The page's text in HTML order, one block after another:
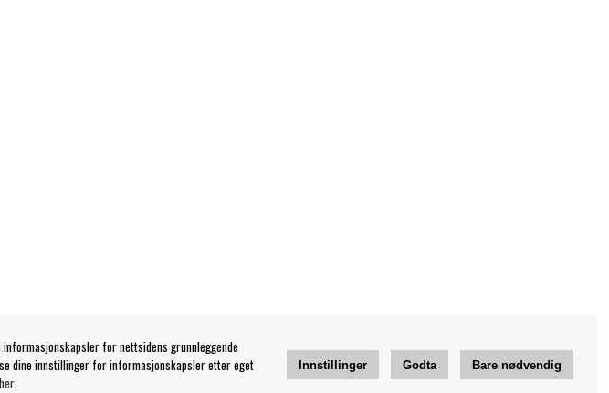
for nettsidens grunnleggende
dine innstillinger for informasjonskapsler etter eget
Innstillinger Godta Bare nødvendig